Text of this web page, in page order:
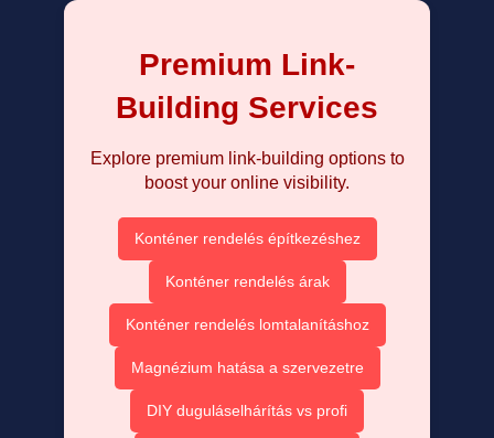
Premium Link-
Building Services
Explore premium link-building options to
boost your online visibility.
Konténer rendelés építkezéshez
Konténer rendelés árak
Konténer rendelés lomtalanításhoz
Magnézium hatása a szervezetre
DIY duguláselhárítás vs profi